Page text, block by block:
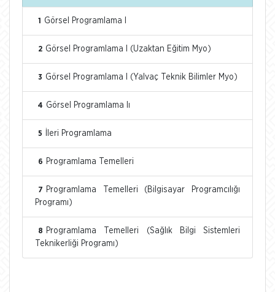
1 Görsel Programlama I
2 Görsel Programlama I (Uzaktan Eğitim Myo)
3 Görsel Programlama I (Yalvaç Teknik Bilimler Myo)
4 Görsel Programlama Iı
5 İleri Programlama
6 Programlama Temelleri
7
Programlama Temelleri (Bilgisayar Programcılığı
Programı)
8
Programlama Temelleri (Sağlık Bilgi Sistemleri
Teknikerliği Programı)